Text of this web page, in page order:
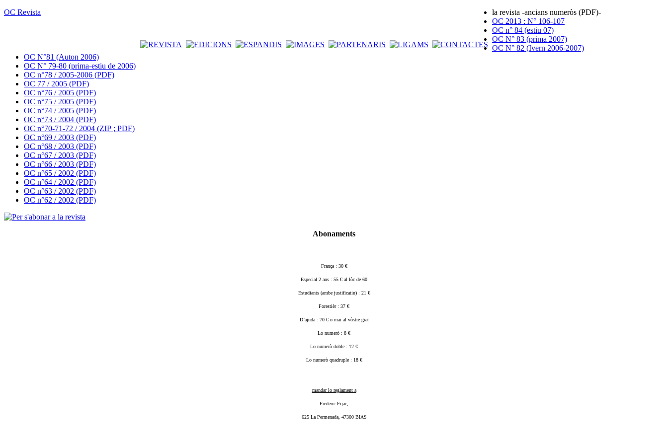
OC Revista
la revista -ancians numeròs (PDF)-
OC 2013 : N° 106-107
OC n° 84 (estiu 07)
OC N° 83 (prima 2007)
OC N° 82 (Ivern 2006-2007)
OC N°81 (Auton 2006)
OC N° 79-80 (prima-estiu de 2006)
OC n°78 / 2005-2006 (PDF)
OC 77 / 2005 (PDF)
OC n°76 / 2005 (PDF)
OC n°75 / 2005 (PDF)
OC n°74 / 2005 (PDF)
OC n°73 / 2004 (PDF)
OC n°70-71-72 / 2004 (ZIP ; PDF)
OC n°69 / 2003 (PDF)
OC n°68 / 2003 (PDF)
OC n°67 / 2003 (PDF)
OC n°66 / 2003 (PDF)
OC n°65 / 2002 (PDF)
OC n°64 / 2002 (PDF)
OC n°63 / 2002 (PDF)
OC n°62 / 2002 (PDF)
Abonaments
França : 30 €
Especial 2 ans : 55 € al lòc de 60
Estudiants (ambe justificatiu) : 21 €
Forestièr : 37 €
D’ajuda : 70 € o mai al vòstre grat
Lo numerò : 8 €
Lo numerò doble : 12 €
Lo numerò quadruple : 18 €
mandar lo reglament a
Frederic Fijac,
625 La Permenada, 47300 BIAS